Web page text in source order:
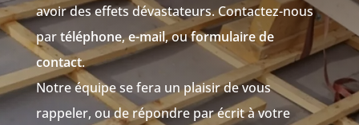
avoir des effets dévastateurs. Contactez-nous
partéléphone,e-mail, ouformulaire de
contact.
Notre équipe se fera un plaisir de vous
rappeler, ou de répondre par écrit à votre